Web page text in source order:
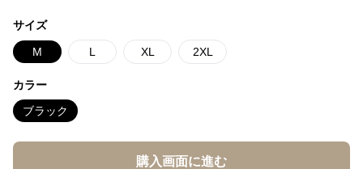
サイズ
M L XL 2XL
カラー
ブラック
購入画面に進む